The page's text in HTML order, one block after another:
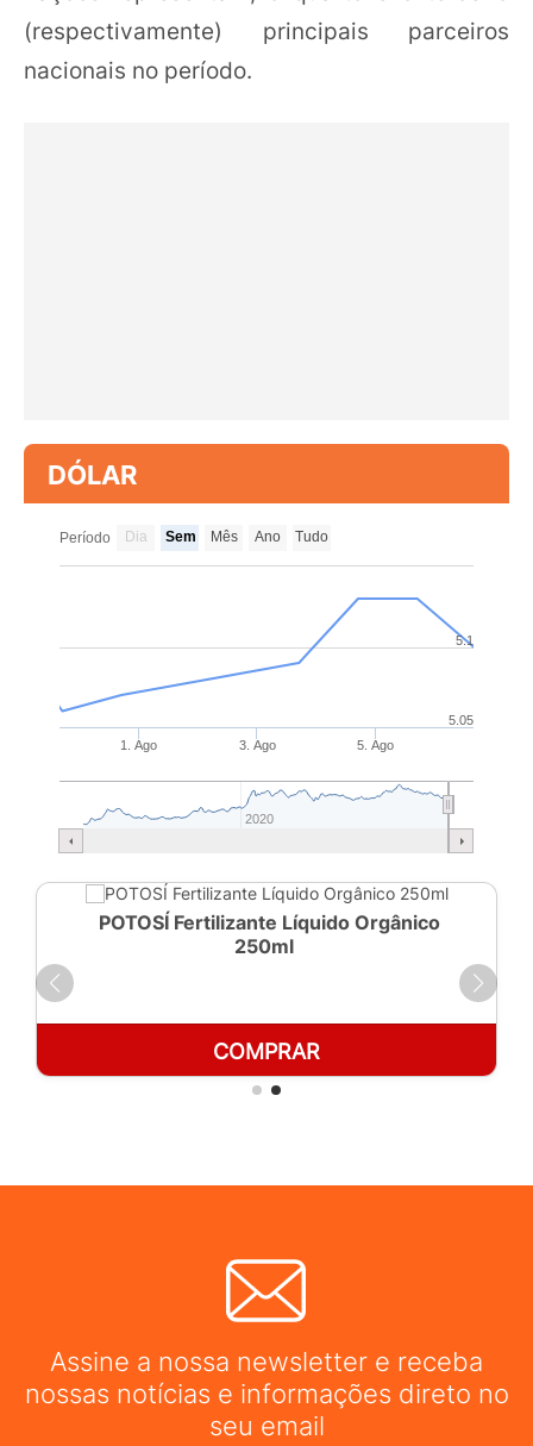
(respectivamente) principais parceiros
nacionais no período.
DÓLAR
Período Dia Sem Mês Ano Tudo
1. Ago 3. Ago 5. Ago
2020
5.05
5.1
POTOSÍ Fertilizante Líquido Orgânico
250ml
COMPRAR
Assine a nossa newsletter e receba
nossas notícias e informações direto no
seu email